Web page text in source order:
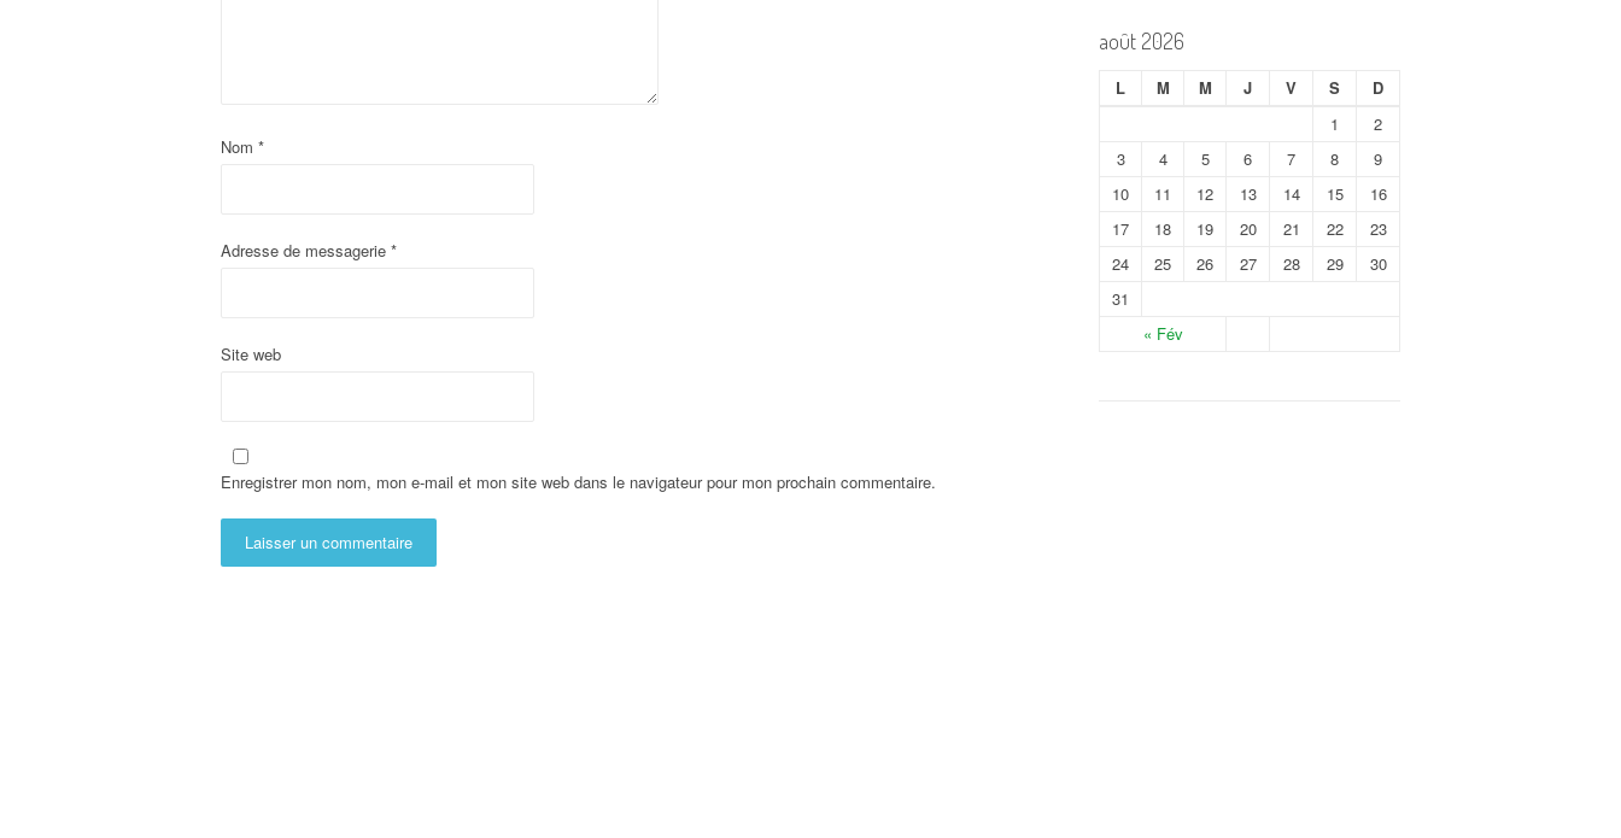
Nom *
Adresse de messagerie *
Site web
Enregistrer mon nom, mon e-mail et mon site web dans le navigateur pour mon prochain commentaire.
août 2026
L M M J V S D
« Fév
1
2
3
4 5 6 7 8
9
10
11 12 13 14 15
16
17
18 19 20 21 22
23
24
25 26 27 28 29
30
31